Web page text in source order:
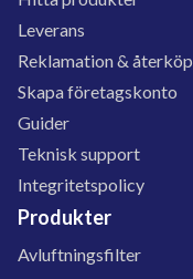
Leverans
Reklamation & återköp
Skapa företagskonto
Guider
Teknisk support
Integritetspolicy
Produkter
Avluftningsfilter